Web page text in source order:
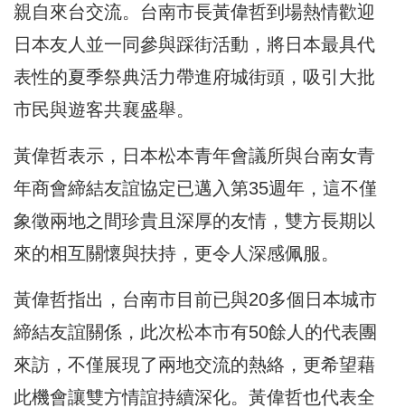
親自來台交流。台南市長黃偉哲到場熱情歡迎
日本友人並一同參與踩街活動，將日本最具代
表性的夏季祭典活力帶進府城街頭，吸引大批
市民與遊客共襄盛舉。
黃偉哲表示，日本松本青年會議所與台南女青
年商會締結友誼協定已邁入第35週年，這不僅
象徵兩地之間珍貴且深厚的友情，雙方長期以
來的相互關懷與扶持，更令人深感佩服。
黃偉哲指出，台南市目前已與20多個日本城市
締結友誼關係，此次松本市有50餘人的代表團
來訪，不僅展現了兩地交流的熱絡，更希望藉
此機會讓雙方情誼持續深化。黃偉哲也代表全